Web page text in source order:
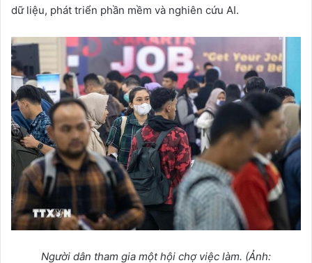
dữ liệu, phát triển phần mềm và nghiên cứu AI.
Người dân tham gia một hội chợviệc làm. (Ảnh: